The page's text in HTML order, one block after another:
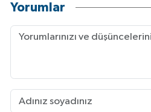
Yorumlar